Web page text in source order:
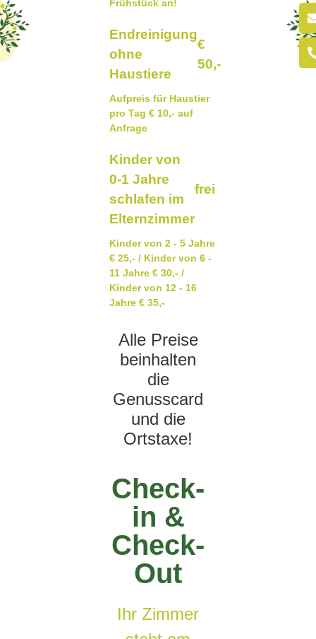
Frühstück an!
Endreinigung
ohne
Haustiere
€
50,-
Aufpreis für Haustier
pro Tag € 10,- auf
Anfrage
Kinder von
0-1 Jahre
schlafen im
Elternzimmer
frei
Kinder von 2 - 5 Jahre
€ 25,- / Kinder von 6 -
11 Jahre € 30,- /
Kinder von 12 - 16
Jahre € 35,-
Alle Preise
beinhalten
die
Genusscard
und die
Ortstaxe!
Check-
in &
Check-
Out
Ihr Zimmer